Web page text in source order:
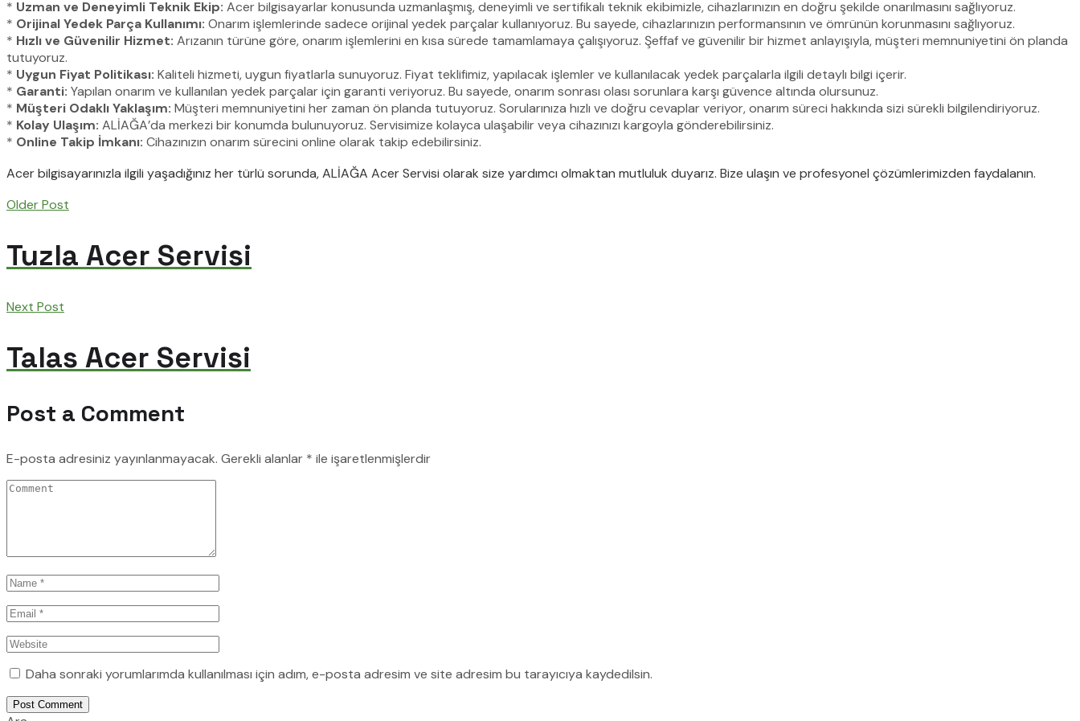
* Uzman ve Deneyimli Teknik Ekip: Acer bilgisayarlar konusunda uzmanlaşmış, deneyimli ve sertifikalı teknik ekibimizle, cihazlarınızın en doğru şekilde onarılmasını sağlıyoruz.
* Orijinal Yedek Parça Kullanımı: Onarım işlemlerinde sadece orijinal yedek parçalar kullanıyoruz. Bu sayede, cihazlarınızın performansının ve ömrünün korunmasını sağlıyoruz.
* Hızlı ve Güvenilir Hizmet: Arızanın türüne göre, onarım işlemlerini en kısa sürede tamamlamaya çalışıyoruz. Şeffaf ve güvenilir bir hizmet anlayışıyla, müşteri memnuniyetini ön planda
tutuyoruz.
* Uygun Fiyat Politikası: Kaliteli hizmeti, uygun fiyatlarla sunuyoruz. Fiyat teklifimiz, yapılacak işlemler ve kullanılacak yedek parçalarla ilgili detaylı bilgi içerir.
* Garanti: Yapılan onarım ve kullanılan yedek parçalar için garanti veriyoruz. Bu sayede, onarım sonrası olası sorunlara karşı güvence altında olursunuz.
* Müşteri Odaklı Yaklaşım: Müşteri memnuniyetini her zaman ön planda tutuyoruz. Sorularınıza hızlı ve doğru cevaplar veriyor, onarım süreci hakkında sizi sürekli bilgilendiriyoruz.
* Kolay Ulaşım: ALİAĞA’da merkezi bir konumda bulunuyoruz. Servisimize kolayca ulaşabilir veya cihazınızı kargoyla gönderebilirsiniz.
* Online Takip İmkanı: Cihazınızın onarım sürecini online olarak takip edebilirsiniz.
Acer bilgisayarınızla ilgili yaşadığınız her türlü sorunda, ALİAĞA Acer Servisi olarak size yardımcı olmaktan mutluluk duyarız. Bize ulaşın ve profesyonel çözümlerimizden faydalanın.
Older Post
Tuzla Acer Servisi
Next Post
Talas Acer Servisi
Post a Comment
E-posta adresiniz yayınlanmayacak. Gerekli alanlar * ile işaretlenmişlerdir
Daha sonraki yorumlarımda kullanılması için adım, e-posta adresim ve site adresim bu tarayıcıya kaydedilsin.
Post Comment